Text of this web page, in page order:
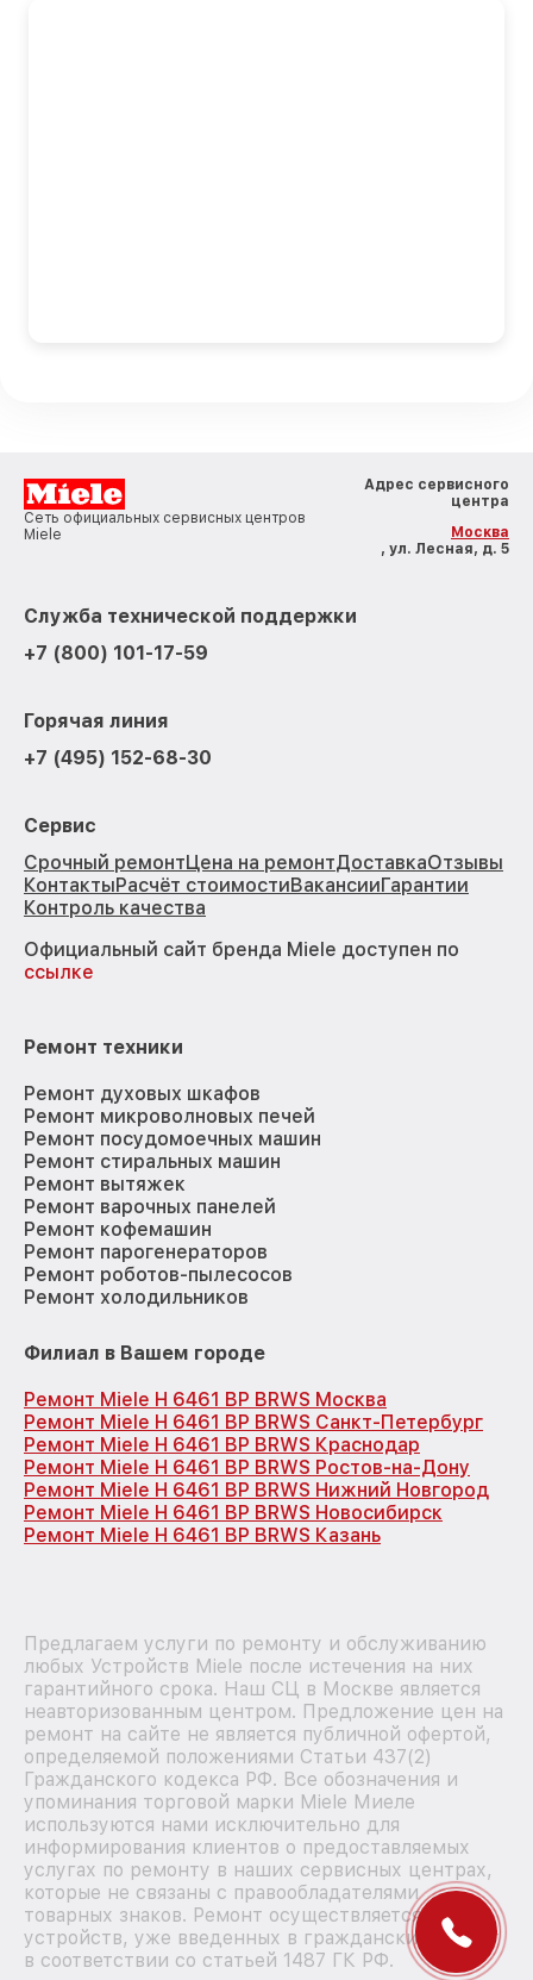
Сеть официальных сервисных центров
Miele
Адрес сервисного
центра
Москва
, ул. Лесная, д. 5
Служба технической поддержки
+7 (800) 101-17-59
Горячая линия
+7 (495) 152-68-30
Сервис
Срочный ремонтЦена на ремонтДоставкаОтзывы
КонтактыРасчёт стоимостиВакансииГарантии
Контроль качества
Официальный сайт бренда Miele доступен по
ссылке
Ремонт техники
Ремонт духовых шкафов
Ремонт микроволновых печей
Ремонт посудомоечных машин
Ремонт стиральных машин
Ремонт вытяжек
Ремонт варочных панелей
Ремонт кофемашин
Ремонт парогенераторов
Ремонт роботов-пылесосов
Ремонт холодильников
Филиал в Вашем городе
Ремонт Miele H 6461 BP BRWS Москва
Ремонт Miele H 6461 BP BRWS Санкт-Петербург
Ремонт Miele H 6461 BP BRWS Краснодар
Ремонт Miele H 6461 BP BRWS Ростов-на-Дону
Ремонт Miele H 6461 BP BRWS Нижний Новгород
Ремонт Miele H 6461 BP BRWS Новосибирск
Ремонт Miele H 6461 BP BRWS Казань
Предлагаем услуги по ремонту и обслуживанию
любых Устройств Miele после истечения на них
гарантийного срока. Наш СЦ в Москве является
неавторизованным центром. Предложение цен на
ремонт на сайте не является публичной офертой,
определяемой положениями Статьи 437(2)
Гражданского кодекса РФ. Все обозначения и
упоминания торговой марки Miele Миеле
используются нами исключительно для
информирования клиентов о предоставляемых
услугах по ремонту в наших сервисных центрах,
которые не связаны с правообладателями
товарных знаков. Ремонт осуществляется для
устройств, уже введенных в гражданский оборот
в соответствии со статьей 1487 ГК РФ.